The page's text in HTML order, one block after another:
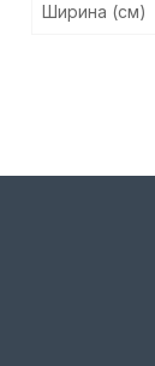
Ширина (см)